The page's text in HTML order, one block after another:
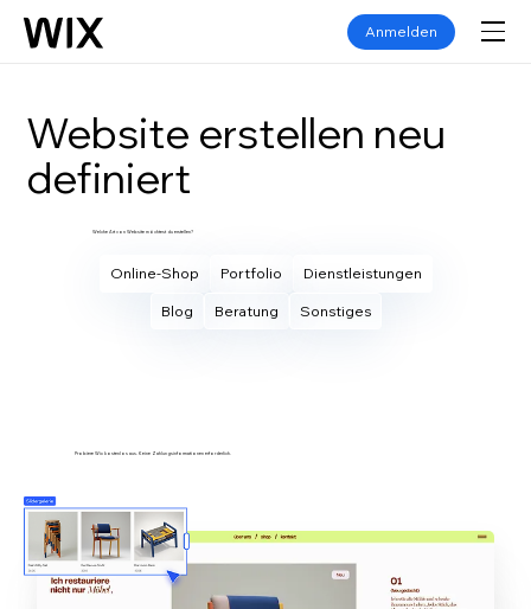
Anmelden
Website erstellen neu
definiert
Welche Art von Website möchtest du erstellen?
Online-Shop Portfolio Dienstleistungen
Blog Beratung Sonstiges
Probiere Wix kostenlos aus. Keine Zahlungsinformationen erforderlich.